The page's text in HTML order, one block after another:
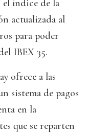
el índice de la
actualizada al
para poder
IBEX 35.
ofrece a las
sistema de pagos
en la
que se reparten